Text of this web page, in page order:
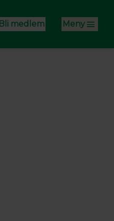
Bli medlem
Meny